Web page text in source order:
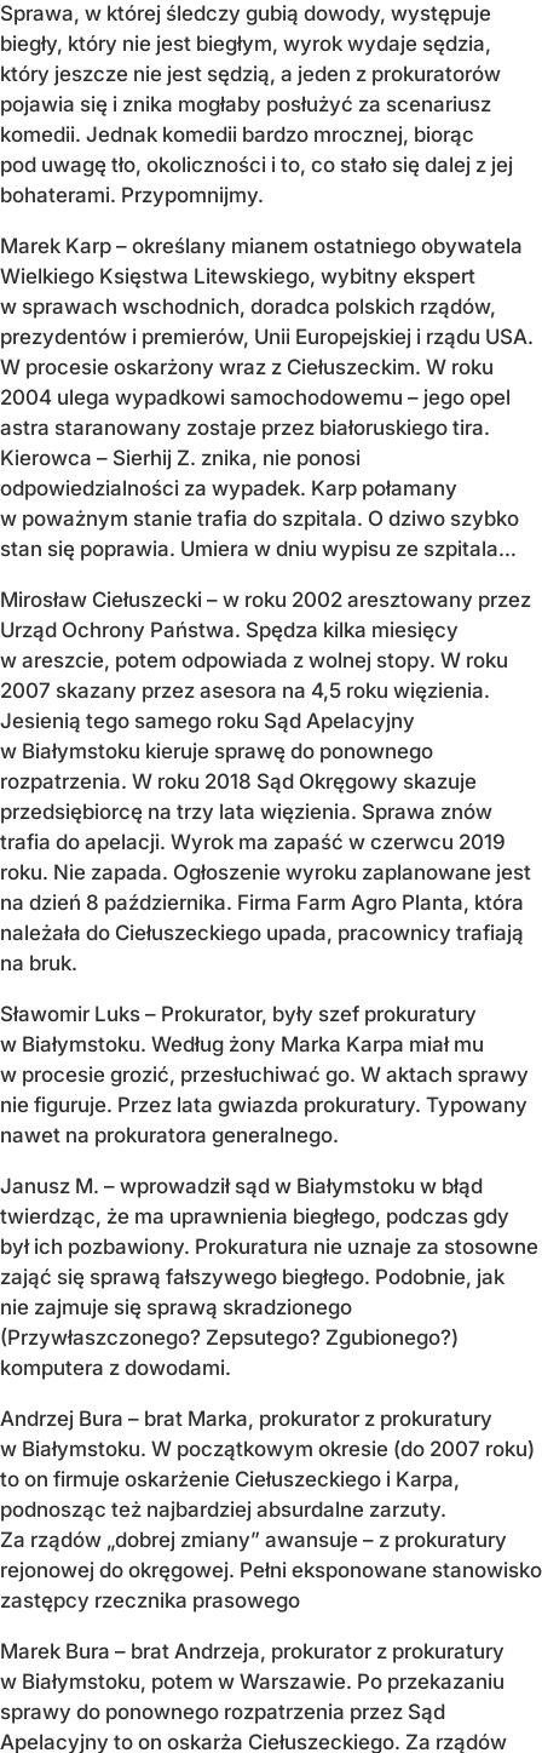
Sprawa, w której śledczy gubią dowody, występuje
biegły, który nie jest biegłym, wyrok wydaje sędzia,
który jeszcze nie jest sędzią, a jeden z prokuratorów
pojawia się i znika mogłaby posłużyć za scenariusz
komedii. Jednak komedii bardzo mrocznej, biorąc
pod uwagę tło, okoliczności i to, co stało się dalej z jej
bohaterami. Przypomnijmy.
Marek Karp – określany mianem ostatniego obywatela
Wielkiego Księstwa Litewskiego, wybitny ekspert
w sprawach wschodnich, doradca polskich rządów,
prezydentów i premierów, Unii Europejskiej i rządu USA.
W procesie oskarżony wraz z Ciełuszeckim. W roku
2004 ulega wypadkowi samochodowemu – jego opel
astra staranowany zostaje przez białoruskiego tira.
Kierowca – Sierhij Z. znika, nie ponosi
odpowiedzialności za wypadek. Karp połamany
w poważnym stanie trafia do szpitala. O dziwo szybko
stan się poprawia. Umiera w dniu wypisu ze szpitala…
Mirosław Ciełuszecki – w roku 2002 aresztowany przez
Urząd Ochrony Państwa. Spędza kilka miesięcy
w areszcie, potem odpowiada z wolnej stopy. W roku
2007 skazany przez asesora na 4,5 roku więzienia.
Jesienią tego samego roku Sąd Apelacyjny
w Białymstoku kieruje sprawę do ponownego
rozpatrzenia. W roku 2018 Sąd Okręgowy skazuje
przedsiębiorcę na trzy lata więzienia. Sprawa znów
trafia do apelacji. Wyrok ma zapaść w czerwcu 2019
roku. Nie zapada. Ogłoszenie wyroku zaplanowane jest
na dzień 8 października. Firma Farm Agro Planta, która
należała do Ciełuszeckiego upada, pracownicy trafiają
na bruk.
Sławomir Luks – Prokurator, były szef prokuratury
w Białymstoku. Według żony Marka Karpa miał mu
w procesie grozić, przesłuchiwać go. W aktach sprawy
nie figuruje. Przez lata gwiazda prokuratury. Typowany
nawet na prokuratora generalnego.
Janusz M. – wprowadził sąd w Białymstoku w błąd
twierdząc, że ma uprawnienia biegłego, podczas gdy
był ich pozbawiony. Prokuratura nie uznaje za stosowne
zająć się sprawą fałszywego biegłego. Podobnie, jak
nie zajmuje się sprawą skradzionego
(Przywłaszczonego? Zepsutego? Zgubionego?)
komputera z dowodami.
Andrzej Bura – brat Marka, prokurator z prokuratury
w Białymstoku. W początkowym okresie (do 2007 roku)
to on firmuje oskarżenie Ciełuszeckiego i Karpa,
podnosząc też najbardziej absurdalne zarzuty.
Za rządów „dobrej zmiany” awansuje – z prokuratury
rejonowej do okręgowej. Pełni eksponowane stanowisko
zastępcy rzecznika prasowego
Marek Bura – brat Andrzeja, prokurator z prokuratury
w Białymstoku, potem w Warszawie. Po przekazaniu
sprawy do ponownego rozpatrzenia przez Sąd
Apelacyjny to on oskarża Ciełuszeckiego. Za rządów